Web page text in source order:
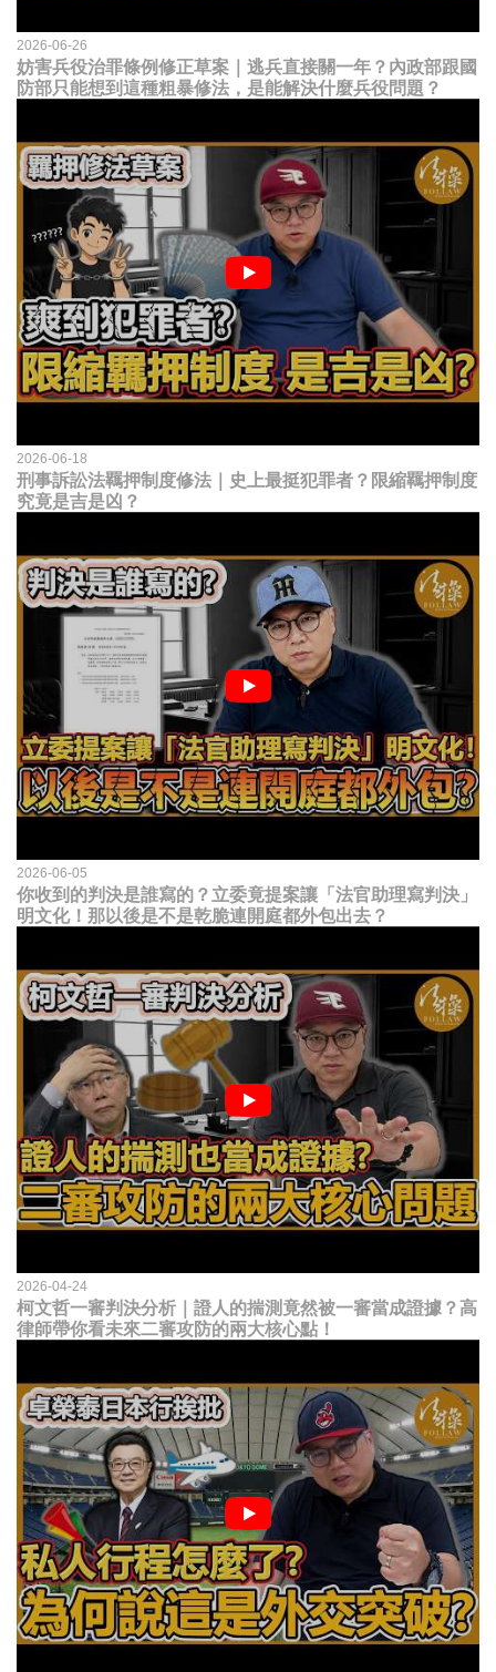
2026-06-26
妨害兵役治罪條例修正草案｜逃兵直接關一年？內政部跟國
防部只能想到這種粗暴修法，是能解決什麼兵役問題？
2026-06-18
刑事訴訟法羈押制度修法｜史上最挺犯罪者？限縮羈押制度
究竟是吉是凶？
2026-06-05
你收到的判決是誰寫的？立委竟提案讓「法官助理寫判決」
明文化！那以後是不是乾脆連開庭都外包出去？
2026-04-24
柯文哲一審判決分析｜證人的揣測竟然被一審當成證據？高
律師帶你看未來二審攻防的兩大核心點！